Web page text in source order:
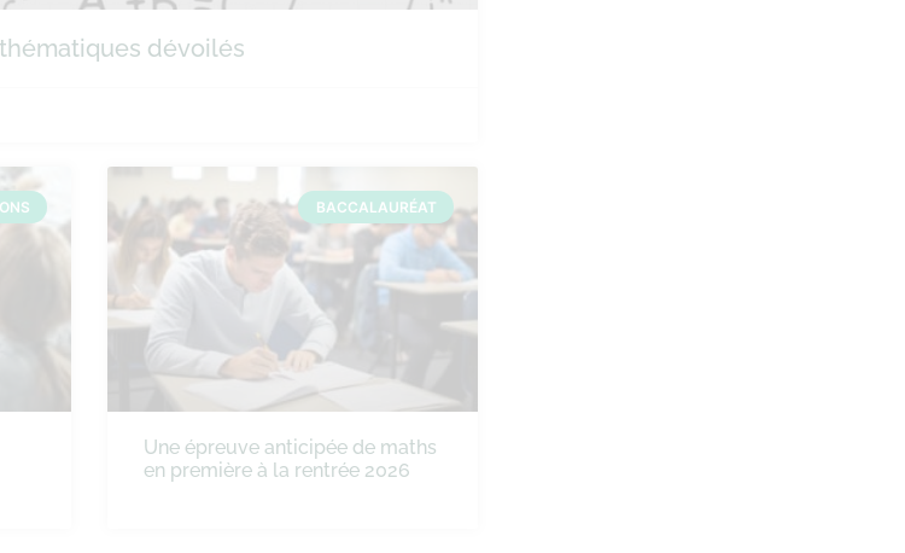
dévoilés
BACCALAURÉAT
Une épreuve anticipée de maths
en première à la rentrée 2026